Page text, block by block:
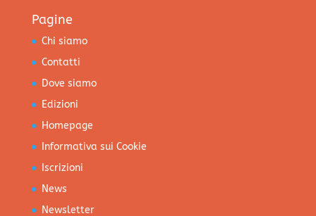
Pagine
Chi siamo
Contatti
Dove siamo
Edizioni
Homepage
Informativa sui Cookie
Iscrizioni
News
Newsletter